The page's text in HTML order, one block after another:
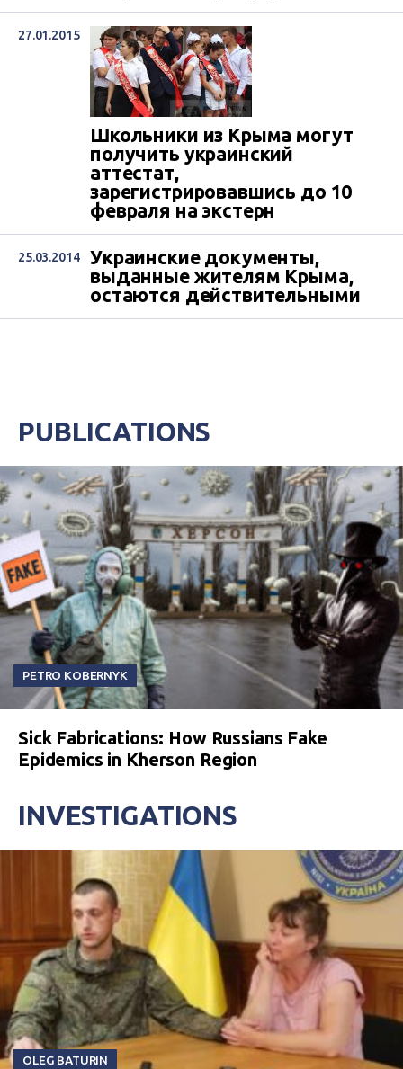
27.01.2015
Школьники из Крыма могут
получить украинский
аттестат,
зарегистрировавшись до 10
февраля на экстерн
25.03.2014
Украинские документы,
выданные жителям Крыма,
остаются действительными
PUBLICATIONS
PETRO KOBERNYK
Sick Fabrications: How Russians Fake
Epidemics in Kherson Region
INVESTIGATIONS
OLEG BATURIN